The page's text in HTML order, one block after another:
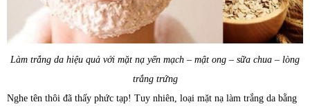
Làm trắng da hiệu quả với mặt nạ yến mạch – mật ong – sữa chua – lòng
trắng trứng
Nghe tên thôi đã thấy phức tạp! Tuy nhiên, loại mặt nạ làm trắng da bằng